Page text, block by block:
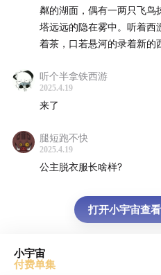
粼的湖面，偶有一两只飞鸟
塔远远的隐在雾中。听着西
着茶，口若悬河的录着新的
听个半拿铁西游
2025.4.19
来了
腿短跑不快
2025.4.19
公主脱衣服长啥样?
打开小宇宙查
小宇宙
付费单集